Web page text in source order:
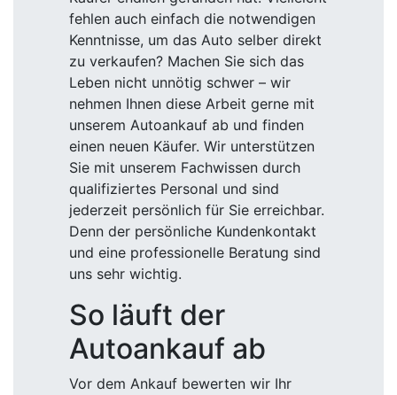
fehlen auch einfach die notwendigen
Kenntnisse, um das Auto selber direkt
zu verkaufen? Machen Sie sich das
Leben nicht unnötig schwer – wir
nehmen Ihnen diese Arbeit gerne mit
unserem Autoankauf ab und finden
einen neuen Käufer. Wir unterstützen
Sie mit unserem Fachwissen durch
qualifiziertes Personal und sind
jederzeit persönlich für Sie erreichbar.
Denn der persönliche Kundenkontakt
und eine professionelle Beratung sind
uns sehr wichtig.
So läuft der
Autoankauf ab
Vor dem Ankauf bewerten wir Ihr